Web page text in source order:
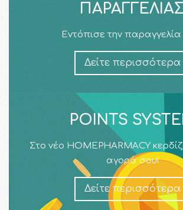
Εντόπισε την
Δείτε περισσότερα
POINTS
Στο νέο HOMEPHARMACY
αγορά σου!
Δείτε περισσότερα